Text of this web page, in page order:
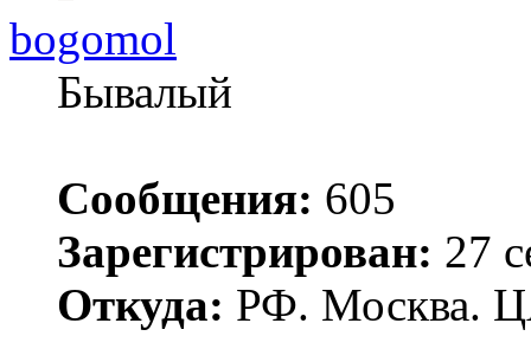
bogomol
Бывалый
Сообщения: 605
Зарегистрирован: 27
Откуда: РФ. Москва.